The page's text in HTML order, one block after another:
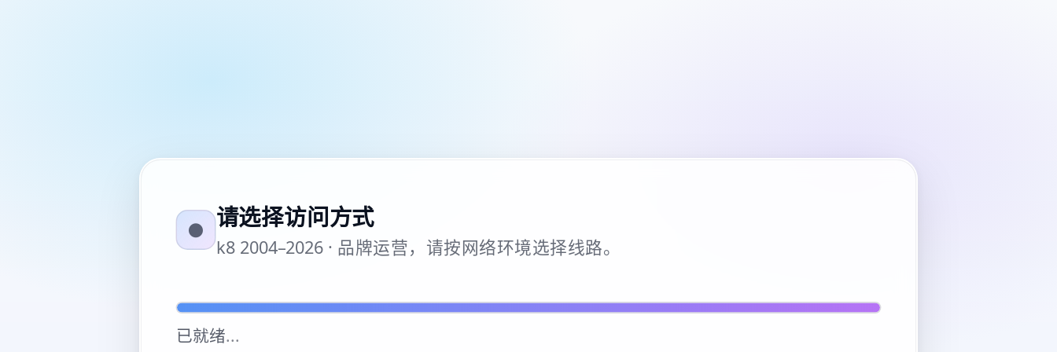
● 请选择访问方式
k8 2004–2026 · 品牌运营，请按网络环境选择线路。
已就绪...